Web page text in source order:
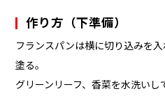
作り方（下準備）
フランスパンは横に切り込みを
塗る。
グリーンリーフ、香菜を水洗いし